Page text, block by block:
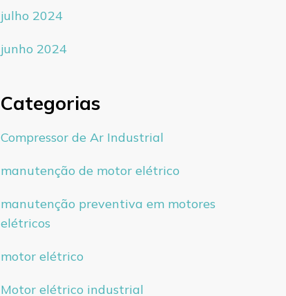
julho 2024
junho 2024
Categorias
Compressor de Ar Industrial
manutenção de motor elétrico
manutenção preventiva em motores
elétricos
motor elétrico
Motor elétrico industrial